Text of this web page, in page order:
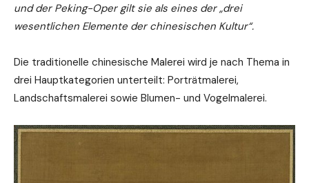
und der Peking-Oper gilt sie als eines der „drei
wesentlichen Elemente der chinesischen Kultur“.
Die traditionelle chinesische Malerei wird je nach Thema in
drei Hauptkategorien unterteilt: Porträtmalerei,
Landschaftsmalerei sowie Blumen- und Vogelmalerei.